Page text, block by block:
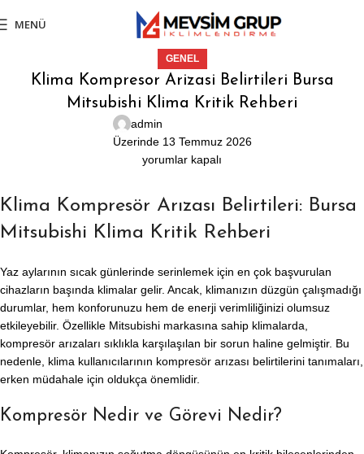
MENÜ
GENEL
Klima Kompresor Arizasi Belirtileri Bursa
Mitsubishi Klima Kritik Rehberi
admin
Üzerinde 13 Temmuz 2026
yorumlar kapalı
Klima Kompresör Arızası Belirtileri: Bursa
Mitsubishi Klima Kritik Rehberi
Yaz aylarının sıcak günlerinde serinlemek için en çok başvurulan
cihazların başında klimalar gelir. Ancak, klimanızın düzgün çalışmadığı
durumlar, hem konforunuzu hem de enerji verimliliğinizi olumsuz
etkileyebilir. Özellikle Mitsubishi markasına sahip klimalarda,
kompresör arızaları sıklıkla karşılaşılan bir sorun haline gelmiştir. Bu
nedenle, klima kullanıcılarının kompresör arızası belirtilerini tanımaları,
erken müdahale için oldukça önemlidir.
Kompresör Nedir ve Görevi Nedir?